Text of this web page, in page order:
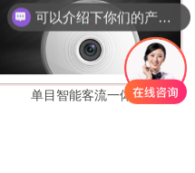
单目智能客流一体机
可以介绍下你们的产品么